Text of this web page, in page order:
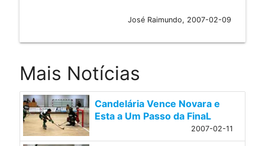
José Raimundo, 2007-02-09
Mais Notícias
Candelária Vence Novara e
Esta a Um Passo da FinaL
2007-02-11